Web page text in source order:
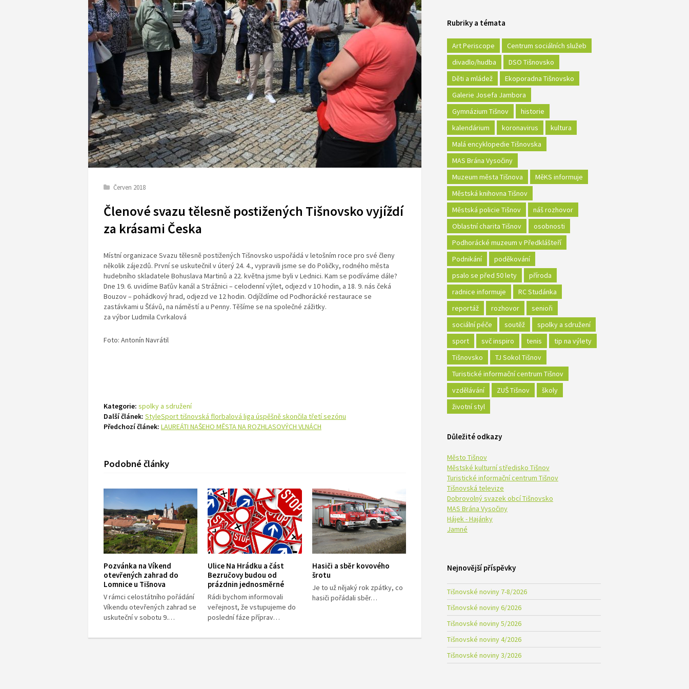
Červen 2018
Členové svazu tělesně postižených Tišnovsko vyjíždí
za krásami Česka
Místní organizace Svazu tělesně postižených Tišnovsko uspořádá v letošním roce pro své členy
několik zájezdů. První se uskutečnil v úterý 24. 4., vypravili jsme se do Poličky, rodného města
hudebního skladatele Bohuslava Martinů a 22. května jsme byli v Lednici. Kam se podíváme dále?
Dne 19. 6. uvidíme Baťův kanál a Strážnici – celodenní výlet, odjezd v 10 hodin, a 18. 9. nás čeká
Bouzov – pohádkový hrad, odjezd ve 12 hodin. Odjíždíme od Podhorácké restaurace se
zastávkami u Šťávů, na náměstí a u Penny. Těšíme se na společné zážitky.
za výbor Ludmila Cvrkalová
Foto: Antonín Navrátil
Kategorie: spolky a sdružení
Další článek: StyleSport tišnovská florbalová liga úspěšně skončila třetí sezónu
Předchozí článek: LAUREÁTI NAŠEHO MĚSTA NA ROZHLASOVÝCH VLNÁCH
Podobné články
Pozvánka na Víkend
otevřených zahrad do
Lomnice u Tišnova
V rámci celostátního pořádání
Víkendu otevřených zahrad se
uskuteční v sobotu 9.…
Ulice Na Hrádku a část
Bezručovy budou od
prázdnin jednosměrné
Rádi bychom informovali
veřejnost, že vstupujeme do
poslední fáze příprav…
Hasiči a sběr kovového
šrotu
Je to už nějaký rok zpátky, co
hasiči pořádali sběr…
Rubriky a témata
Art Periscope
Centrum sociálních služeb
divadlo/hudba
DSO Tišnovsko
Děti a mládež
Ekoporadna Tišnovsko
Galerie Josefa Jambora
Gymnázium Tišnov
historie
kalendárium
koronavirus
kultura
Malá encyklopedie Tišnovska
MAS Brána Vysočiny
Muzeum města Tišnova
MěKS informuje
Městská knihovna Tišnov
Městská policie Tišnov
náš rozhovor
Oblastní charita Tišnov
osobnosti
Podhorácké muzeum v Předklášteří
Podnikání
poděkování
psalo se před 50 lety
příroda
radnice informuje
RC Studánka
reportáž
rozhovor
senioři
sociální péče
soutěž
spolky a sdružení
sport
svč inspiro tenis
tip na výlety
Tišnovsko
TJ Sokol Tišnov
Turistické informační centrum Tišnov
vzdělávání
ZUŠ Tišnov
školy
životní styl
Důležité odkazy
Město Tišnov
Městské kulturní středisko Tišnov
Turistické informační centrum Tišnov
Tišnovská televize
Dobrovolný svazek obcí Tišnovsko
MAS Brána Vysočiny
Hájek - Hajánky
Jamné
Nejnovější příspěvky
Tišnovské noviny 7-8/2026
Tišnovské noviny 6/2026
Tišnovské noviny 5/2026
Tišnovské noviny 4/2026
Tišnovské noviny 3/2026